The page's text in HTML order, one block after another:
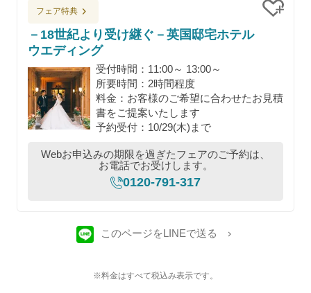
フェア特典
－18世紀より受け継ぐ－英国邸宅ホテル
ウエディング
受付時間：11:00～ 13:00～
所要時間：2時間程度
料金：お客様のご希望に合わせたお見積
書をご提案いたします
予約受付：10/29(木)まで
Webお申込みの期限を過ぎたフェアのご予約は、
お電話でお受けします。
0120-791-317
このページをLINEで送る
※料金はすべて税込み表示です。